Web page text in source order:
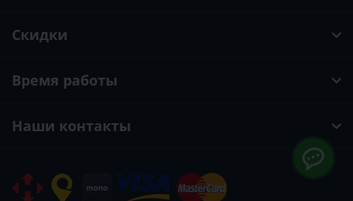
Скидки
Время работы
Наши контакты